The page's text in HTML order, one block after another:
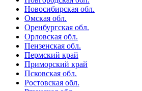
Новосибирская обл.
Омская обл.
Оренбургская обл.
Орловская обл.
Пензенская обл.
Пермский край
Приморский край
Псковская обл.
Ростовская обл.